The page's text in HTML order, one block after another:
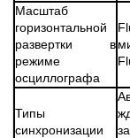
Масштаб
горизонтальной
развертки в
режиме
осциллографа
Типы
синхронизации